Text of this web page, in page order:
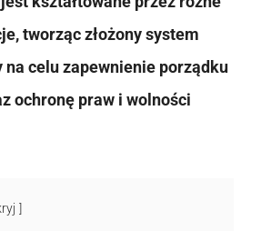
tworząc złożony system
celu zapewnienie porządku
ochronę praw i wolności